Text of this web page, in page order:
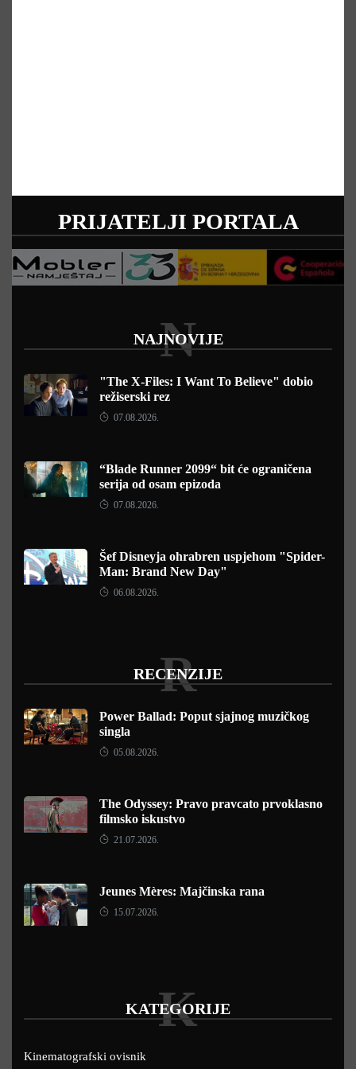
PRIJATELJI PORTALA
NAJNOVIJE
N
"The X-Files: I Want To Believe" dobio
režiserski rez
07.08.2026.
“Blade Runner 2099“ bit će ograničena
serija od osam epizoda
07.08.2026.
Šef Disneyja ohrabren uspjehom "Spider-
Man: Brand New Day"
06.08.2026.
RECENZIJE
R
Power Ballad: Poput sjajnog muzičkog
singla
05.08.2026.
The Odyssey: Pravo pravcato prvoklasno
filmsko iskustvo
21.07.2026.
Jeunes Mères: Majčinska rana
15.07.2026.
KATEGORIJE
K
Kinematografski ovisnik